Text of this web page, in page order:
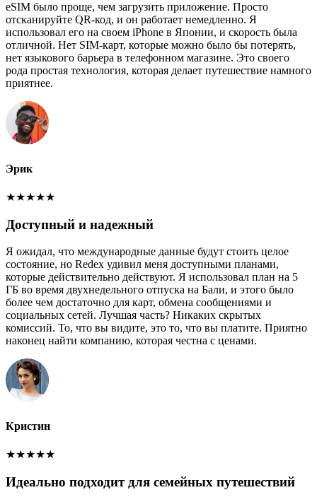
eSIM было проще, чем загрузить приложение. Просто
отсканируйте QR-код, и он работает немедленно. Я
использовал его на своем iPhone в Японии, и скорость была
отличной. Нет SIM-карт, которые можно было бы потерять,
нет языкового барьера в телефонном магазине. Это своего
рода простая технология, которая делает путешествие намного
приятнее.
Эрик
★★★★★
Доступный и надежный
Я ожидал, что международные данные будут стоить целое
состояние, но Redex удивил меня доступными планами,
которые действительно действуют. Я использовал план на 5
ГБ во время двухнедельного отпуска на Бали, и этого было
более чем достаточно для карт, обмена сообщениями и
социальных сетей. Лучшая часть? Никаких скрытых
комиссий. То, что вы видите, это то, что вы платите. Приятно
наконец найти компанию, которая честна с ценами.
Кристин
★★★★★
Идеально подходит для семейных путешествий